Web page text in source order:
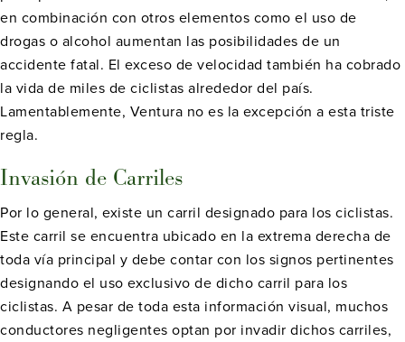
en combinación con otros elementos como el uso de
drogas o alcohol aumentan las posibilidades de un
accidente fatal. El exceso de velocidad también ha cobrado
la vida de miles de ciclistas alrededor del país.
Lamentablemente, Ventura no es la excepción a esta triste
regla.
Invasión de Carriles
Por lo general, existe un carril designado para los ciclistas.
Este carril se encuentra ubicado en la extrema derecha de
toda vía principal y debe contar con los signos pertinentes
designando el uso exclusivo de dicho carril para los
ciclistas. A pesar de toda esta información visual, muchos
conductores negligentes optan por invadir dichos carriles,